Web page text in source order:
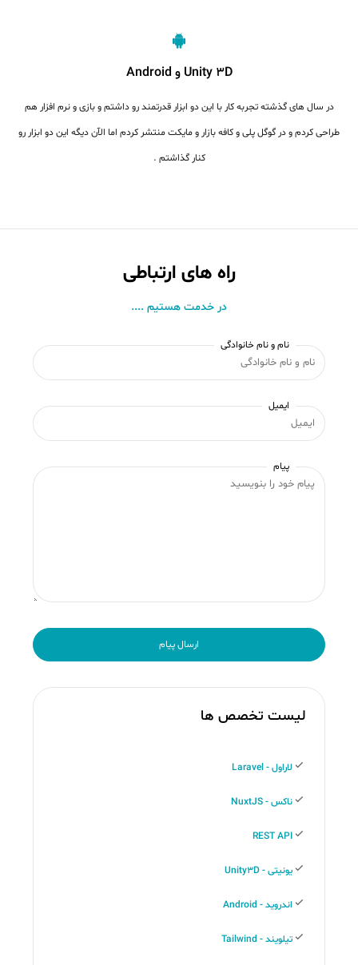
Unity 3D و Android
در سال های گذشته تجربه کار با این دو ابزار قدرتمند رو داشتم و بازی و نرم افزار هم
طراحی کردم و در گوگل پلی و کافه بازار و مایکت منتشر کردم اما الآن دیگه این دو ابزار رو
کنار گذاشتم .
راه های ارتباطی
در خدمت هستیم ....
نام و نام خانوادگی
ایمیل
پیام
ارسال پیام
لیست تخصص ها
لاراول - Laravel
ناکس - NuxtJS
REST API
یونیتی - Unity3D
اندروید - Android
تیلویند - Tailwind